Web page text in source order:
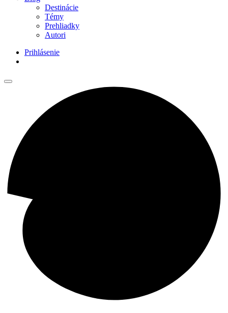
Destinácie
Témy
Prehliadky
Autori
Prihlásenie